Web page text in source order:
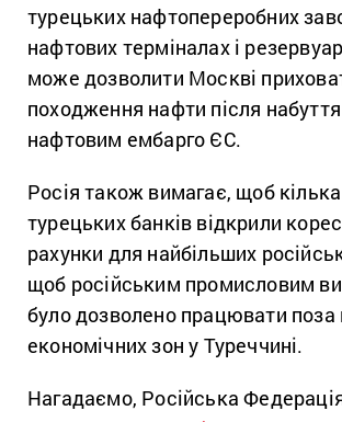
турецьких нафтопереробних
нафтових терміналах і
може дозволити Москві
походження нафти після
нафтовим ембарго ЄС.
Росія також вимагає, щоб
турецьких банків відкрили
рахунки для найбільших
щоб російським промисловим
було дозволено працювати поза
економічних зон у Туреччині.
Нагадаємо, Російська